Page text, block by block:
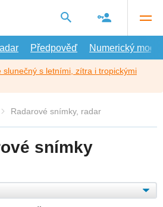
Předpověď Numerický model
slunečný s letními, zítra i tropickými
Radarové snímky, radar
snímky